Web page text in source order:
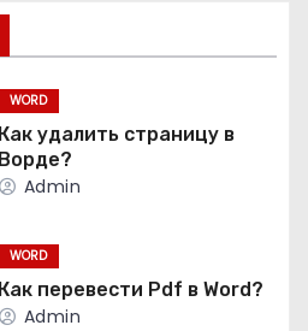
WORD
Как удалить страницу в
Ворде?
Admin
WORD
Как перевести Pdf в Word?
Admin